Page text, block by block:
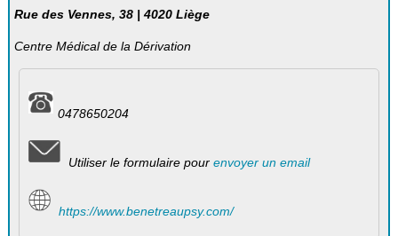
Rue des Vennes, 38 | 4020 Liège
Centre Médical de la Dérivation
0478650204
Utiliser le formulaire pour envoyer un email
https://www.benetreaupsy.com/